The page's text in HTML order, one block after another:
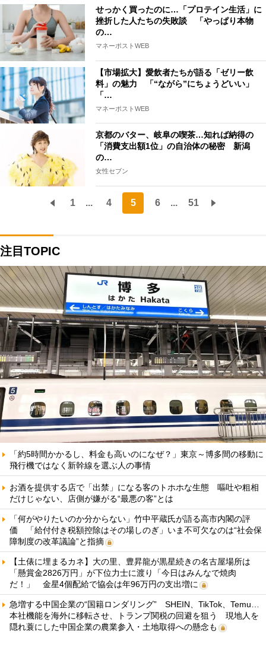
せっかく買ったのに…「プロテイン生活」に
挫折した人たちの失敗談 「やっぱり本物
の…
マネーポストWEB
【市場拡大】愛飲者たちが語る「ゼリー飲
料」の魅力 「“ながら”にちょうどいい」
「…
マネーポストWEB
京都のバター、岐阜の喫茶…知れば納得の
「消費支出額1位」の自治体の秘密 新潟
の…
女性セブン
1 ... 4 5 6 ... 51
注目TOPIC
「約5時間かかるし、料金も高いのになぜ？」東京～博多間の移動に
飛行機ではなく新幹線を選ぶ人の事情
お酒を提供する店で「出禁」になる客のトホホな生態 嘔吐や粗相
だけじゃない、店側が嫌がる“最悪の客”とは
「何がやりたいのか分からない」竹中平蔵氏が語る高市内閣の評
価 「給付付き税額控除はその場しのぎ」いま不可欠なのは“社会保
障制度の改革議論”と指摘
【土俵に埋まるカネ】大の里、豊昇龍が黒星続きの名古屋場所は
「懸賞金2826万円」が下位力士に渡り「今日はみんなで焼肉
だ！」 金星4個配給で協会は年96万円の支出増に
急増する中国企業の“国籍ロンダリング” SHEIN、TikTok、Temu…
本社機能を海外に移転させ、トランプ関税の回避を狙う 現地人を
隠れ蓑にした中国企業の農業参入・土地取得への懸念も